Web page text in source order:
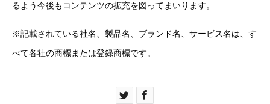
るよう今後もコンテンツの拡充を図ってまいります。
※記載されている社名、製品名、ブランド名、サービス名は、す
べて各社の商標または登録商標です。